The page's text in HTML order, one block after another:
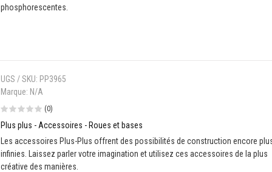
phosphorescentes.
UGS / SKU: PP3965
Marque: N/A
(0)
Plus plus - Accessoires - Roues et bases
Les accessoires Plus-Plus offrent des possibilités de construction encore
infinies. Laissez parler votre imagination et utilisez ces accessoires de la plus
créative des manières.